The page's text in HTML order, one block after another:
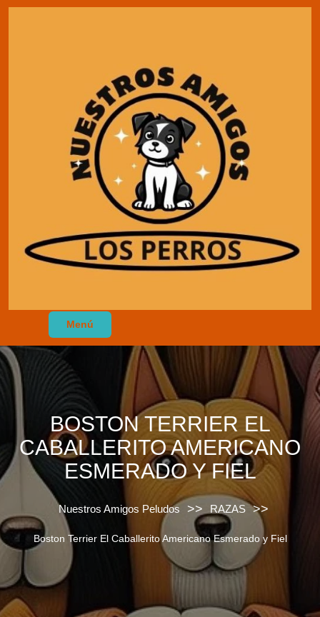
Menú
BOSTON TERRIER EL
CABALLERITO AMERICANO
ESMERADO Y FIEL
Nuestros Amigos Peludos >> RAZAS >>
Boston Terrier El Caballerito Americano Esmerado y Fiel